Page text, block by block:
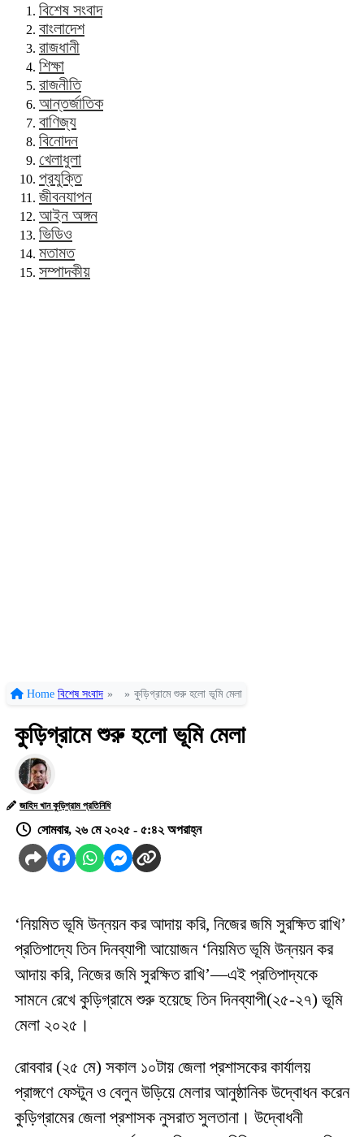
বিশেষ সংবাদ
বাংলাদেশ
রাজধানী
শিক্ষা
রাজনীতি
আন্তর্জাতিক
বাণিজ্য
বিনোদন
খেলাধুলা
প্রযুক্তি
জীবনযাপন
আইন অঙ্গন
ভিডিও
মতামত
সম্পাদকীয়
Home বিশেষ সংবাদ » » কুড়িগ্রামে শুরু হলো ভূমি মেলা
কুড়িগ্রামে শুরু হলো ভূমি মেলা
জাহিদ খান কুড়িগ্রাম প্রতিনিধি
সোমবার, ২৬ মে ২০২৫ - ৫:৪২ অপরাহ্ন
‘নিয়মিত ভূমি উন্নয়ন কর আদায় করি, নিজের জমি সুরক্ষিত রাখি’
প্রতিপাদ্যে তিন দিনব্যাপী আয়োজন ‘নিয়মিত ভূমি উন্নয়ন কর
আদায় করি, নিজের জমি সুরক্ষিত রাখি’—এই প্রতিপাদ্যকে
সামনে রেখে কুড়িগ্রামে শুরু হয়েছে তিন দিনব্যাপী(২৫-২৭) ভূমি
মেলা ২০২৫।
রোববার (২৫ মে) সকাল ১০টায় জেলা প্রশাসকের কার্যালয়
প্রাঙ্গণে ফেস্টুন ও বেলুন উড়িয়ে মেলার আনুষ্ঠানিক উদ্বোধন করেন
কুড়িগ্রামের জেলা প্রশাসক নুসরাত সুলতানা। উদ্বোধনী